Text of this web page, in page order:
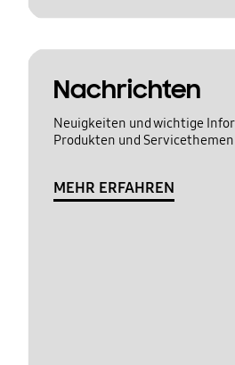
Nachrichten
Neuigkeiten und wichtige
Produkten und Servicethemen
MEHR ERFAHREN